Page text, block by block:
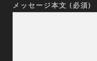
メッセージ本文 (必須)